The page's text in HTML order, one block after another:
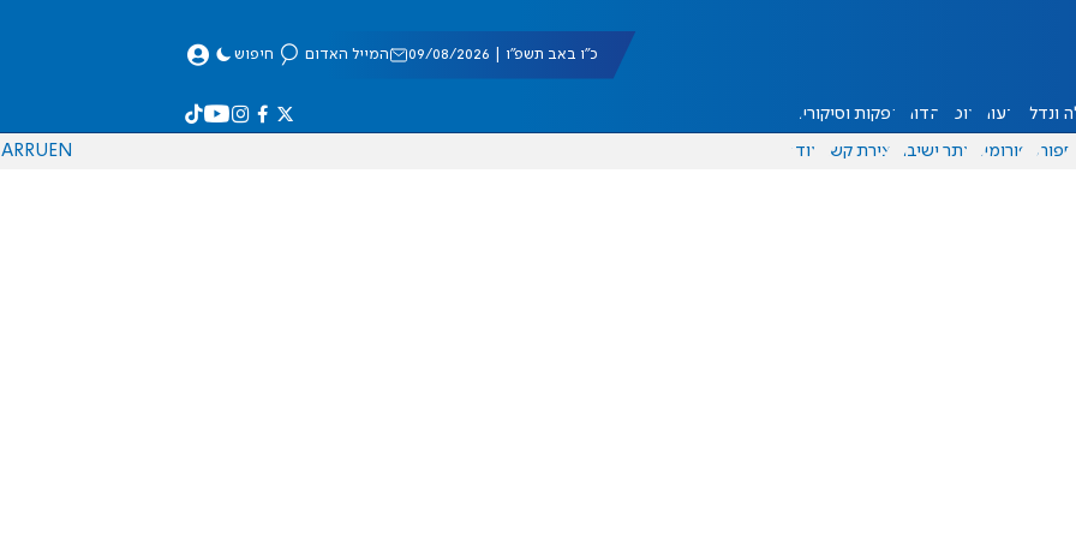
כ"ו באב תשפ"ו | 09/08/2026 המייל האדום חיפוש
ונדל"ן דעות אוכל יהדות הפקות וסיקורים
ספורט פורומים אתר ישיבה יצירת קשר עוד EN
RU
AR